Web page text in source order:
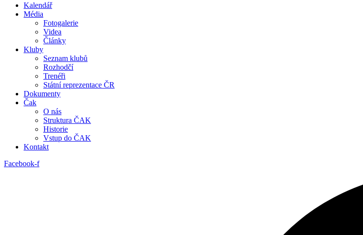
Kalendář
Média
Fotogalerie
Videa
Články
Kluby
Seznam klubů
Rozhodčí
Trenéři
Státní reprezentace ČR
Dokumenty
Čak
O nás
Struktura ČAK
Historie
Vstup do ČAK
Kontakt
Facebook-f